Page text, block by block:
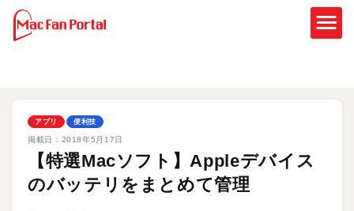
アプリ 便利技
掲載日： 2018年5月17日
【特選Macソフト】Appleデバイス
のバッテリをまとめて管理